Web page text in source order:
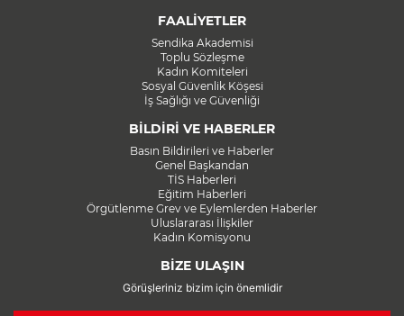
FAALİYETLER
Sendika Akademisi
Toplu Sözleşme
Kadın Komiteleri
Sosyal Güvenlik Köşesi
İş Sağlığı ve Güvenliği
BİLDİRİ VE HABERLER
Basın Bildirileri ve Haberler
Genel Başkandan
TİS Haberleri
Eğitim Haberleri
Örgütlenme Grev ve Eylemlerden Haberler
Uluslararası İlişkiler
Kadın Komisyonu
BİZE ULAŞIN
Görüşleriniz bizim için önemlidir